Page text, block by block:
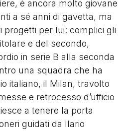
è ancora molto giovane
a sé anni di gavetta, ma
progetti per lui: complici gli
e del secondo,
in serie B alla seconda
una squadra che ha
italiano, il Milan, travolto
e retrocesso d’ufficio
a tenere la porta
guidati da Ilario